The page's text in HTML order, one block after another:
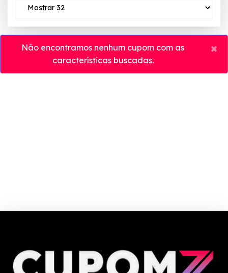
Não encontramos nenhum cupom com as
características buscadas.
×